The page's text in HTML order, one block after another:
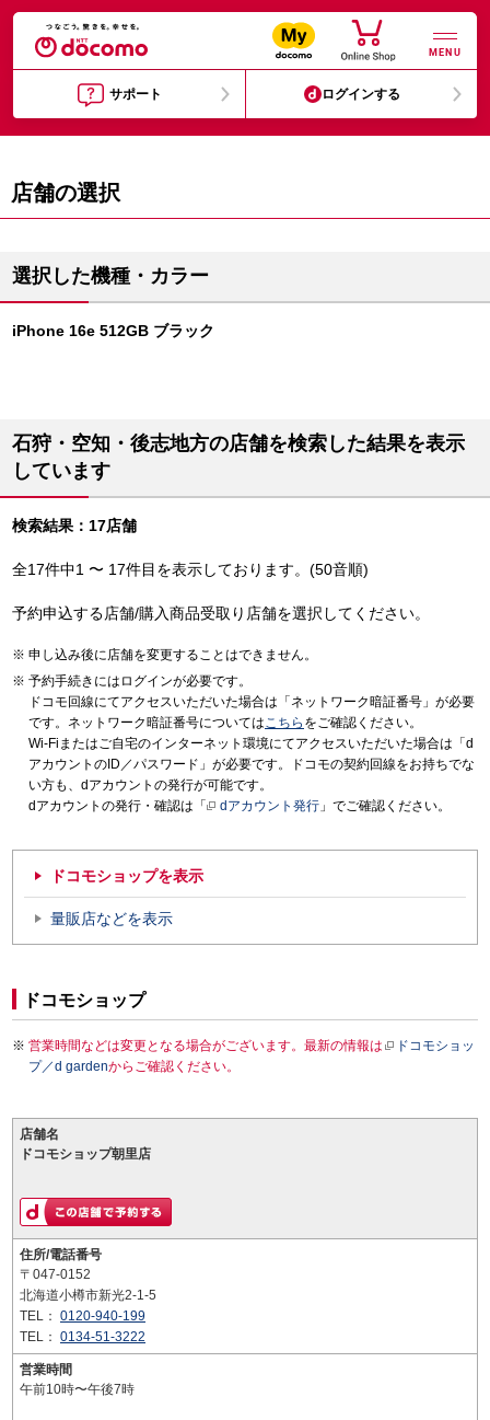
MENU
サポート ログインする
店舗の選択
選択した機種・カラー
iPhone 16e 512GB ブラック
石狩・空知・後志地方の店舗を検索した結果を表示
しています
検索結果：17店舗
全17件中1 〜 17件目を表示しております。(50音順)
予約申込する店舗/購入商品受取り店舗を選択してください。
申し込み後に店舗を変更することはできません。
予約手続きにはログインが必要です。
ドコモ回線にてアクセスいただいた場合は「ネットワーク暗証番号」が必要
です。ネットワーク暗証番号についてはこちら をご確認ください。
Wi-Fiまたはご自宅のインターネット環境にてアクセスいただいた場合は「d
アカウントのID／パスワード」が必要です。ドコモの契約回線をお持ちでな
い方も、dアカウントの発行が可能です。
dアカウントの発行・確認は「
dアカウント発行 」でご確認ください。
ドコモショップを表示
量販店などを表示
ドコモショップ
営業時間などは変更となる場合がございます。最新の情報は
ドコモショッ
プ／d gardenからご確認ください。
店舗名
ドコモショップ朝里店
住所/電話番号
〒047-0152
北海道小樽市新光2-1-5
TEL： 0120-940-199
TEL： 0134-51-3222
営業時間
午前10時〜午後7時